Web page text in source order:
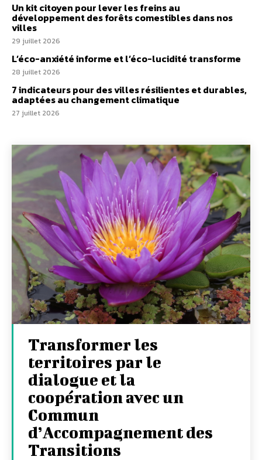
Un kit citoyen pour lever les freins au
développement des forêts comestibles dans nos
villes
29 juillet 2026
L’éco-anxiété informe et l’éco-lucidité transforme
28 juillet 2026
7 indicateurs pour des villes résilientes et durables,
adaptées au changement climatique
27 juillet 2026
Transformer les
territoires par le
dialogue et la
coopération avec un
Commun
d’Accompagnement des
Transitions